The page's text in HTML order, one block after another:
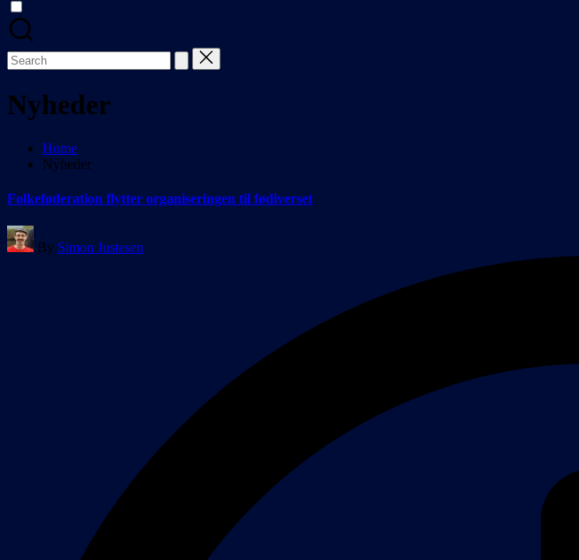
Search
for:
Nyheder
Home
Nyheder
Folkeføderation flytter organiseringen til fødiverset
Posted
by
By Simon Justesen